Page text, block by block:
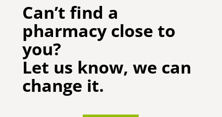
Can’t find a
pharmacy close to
you?
Let us know, we can
change it.